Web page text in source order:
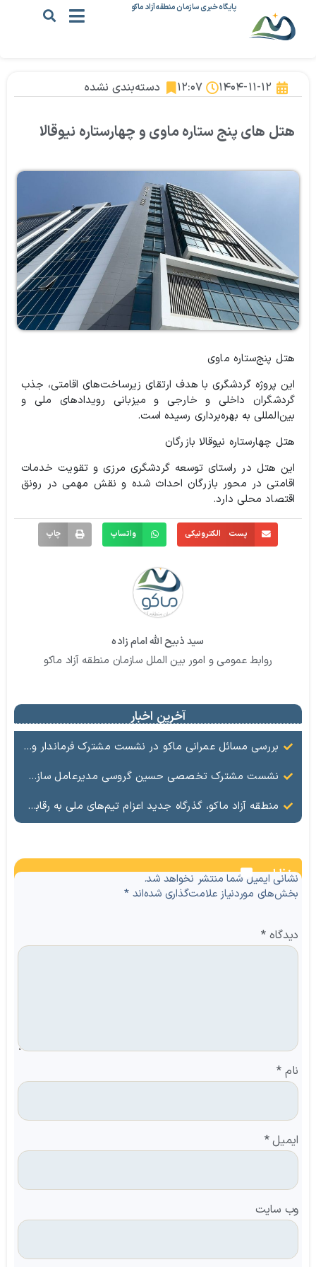
پایگاه خبری سازمان منطقه آزاد ماکو
۱۴۰۴-۱۱-۱۲ ۱۲:۰۷ دسته‌بندی نشده
هتل های پنج ستاره ماوی و چهارستاره نیوقالا
هتل پنج‌ستاره ماوی
این پروژه گردشگری با هدف ارتقای زیرساخت‌های اقامتی، جذب
گردشگران داخلی و خارجی و میزبانی رویدادهای ملی و
بین‌المللی به بهره‌برداری رسیده است.
هتل چهارستاره نیوقالا بازرگان
این هتل در راستای توسعه گردشگری مرزی و تقویت خدمات
اقامتی در محور بازرگان احداث شده و نقش مهمی در رونق
اقتصاد محلی دارد.
پست الکترونیکی واتساپ چاپ
سید ذبیح الله امام زاده
روابط عمومی و امور بین الملل سازمان منطقه آزاد ماکو
آخرین اخبار
بررسی مسائل عمرانی ماکو در نشست مشترک فرماندار و معاون عمرانی منطقه آزاد
نشست مشترک تخصصی حسین گروسی مدیرعامل سازمان منطقه آزاد ماکو و شهلا تاجفر فرماندار ماکو بر ضرورت ساماندهی بازار، تأمین کالاهای اساسی و ارتقای جایگاه برند ماکو تأکید شد.
منطقه آزاد ماکو، گذرگاه جدید اعزام تیم‌های ملی به رقابت‌های بین‌المللی
نظرات
نشانی ایمیل شما منتشر نخواهد شد.
بخش‌های موردنیاز علامت‌گذاری شده‌اند*
دیدگاه*
نام *
ایمیل*
وب‌ سایت